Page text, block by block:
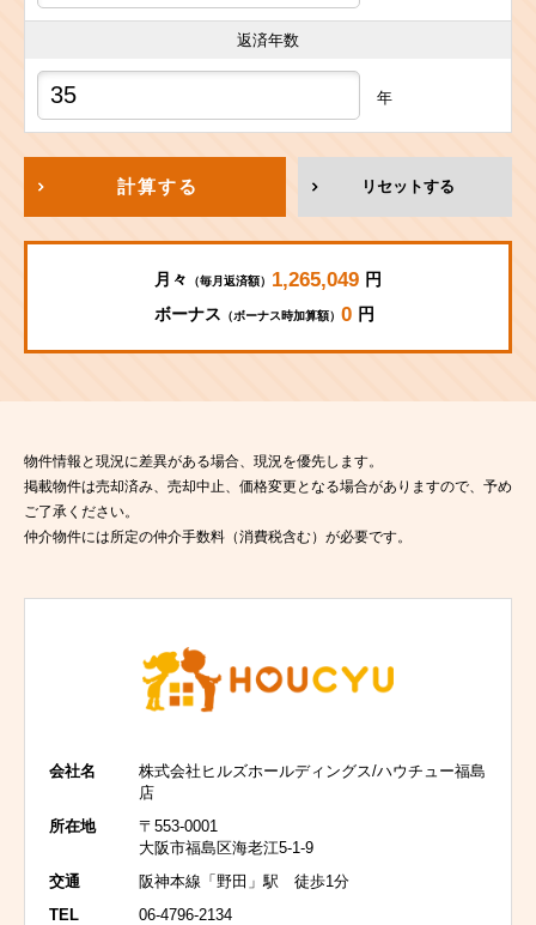
返済年数
年
計算する リセットする
月々 （毎月返済額） 1,265,049 円
ボーナス （ボーナス時加算額） 0 円
物件情報と現況に差異がある場合、現況を優先します。
掲載物件は売却済み、売却中止、価格変更となる場合がありますので、予め
ご了承ください。
仲介物件には所定の仲介手数料（消費税含む）が必要です。
会社名
株式会社ヒルズホールディングス/ハウチュー福島
店
所在地
〒553-0001
大阪市福島区海老江5-1-9
交通
阪神本線「野田」駅 徒歩1分
TEL
06-4796-2134